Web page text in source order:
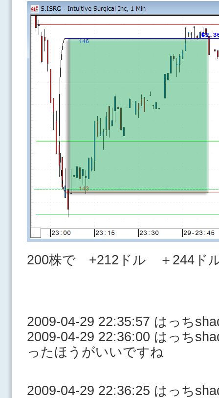
200株で +212ドル ＋244ド
2009-04-29 22:35:57 はっち
2009-04-29 22:36:00 はっち
ったほうがいいですね
2009-04-29 22:36:25 はっち